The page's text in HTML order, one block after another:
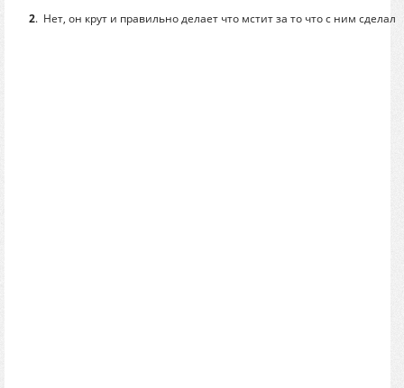
2. Нет, он крут и правильно делает что мстит за то что с ним сделали